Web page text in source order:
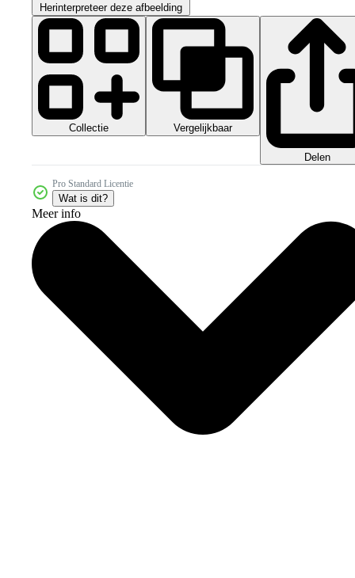
Herinterpreteer deze afbeelding
Collectie Vergelijkbaar
Delen
Pro Standard Licentie
Wat is dit?
Meer info